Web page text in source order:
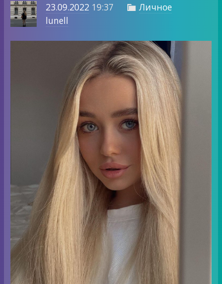
23.09.2022 19:37  Личное
lunell